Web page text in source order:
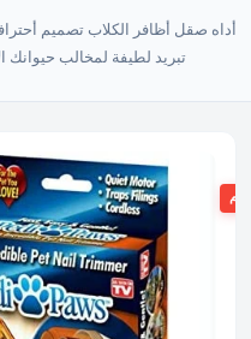
أداه صقل أظافر الكلاب تصميم
تبريد لطيفة لمخالب حيوانك